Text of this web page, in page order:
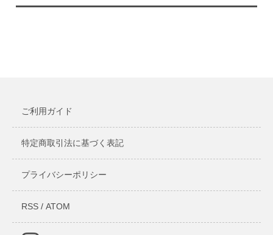
ご利用ガイド
特定商取引法に基づく表記
プライバシーポリシー
RSS/ ATOM